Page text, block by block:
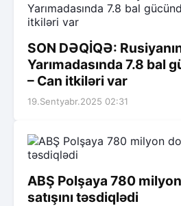
SON DƏQİQƏ:
Yarımadasında 7.8 bal
– Can itkiləri var
19.Sentyabr.2025 02:31
ABŞ Polşaya 780
satışını təsdiqlədi